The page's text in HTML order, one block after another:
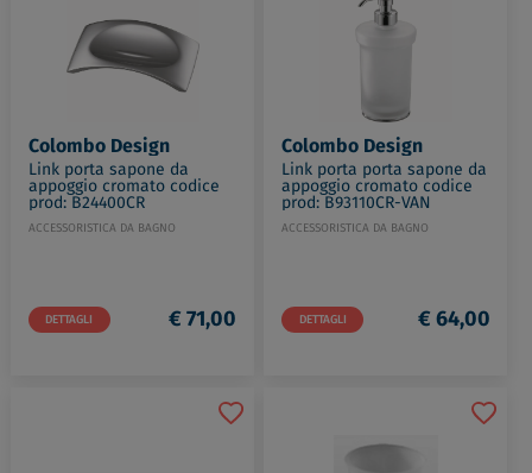
Colombo Design
Link porta sapone da
appoggio cromato codice
prod: B24400CR
ACCESSORISTICA DA BAGNO
DETTAGLI € 71,00
Colombo Design
Link porta porta sapone da
appoggio cromato codice
prod: B93110CR-VAN
ACCESSORISTICA DA BAGNO
DETTAGLI € 64,00